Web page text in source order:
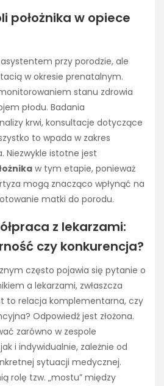
położnika w opiece
przy porodzie, ale
w okresie prenatalnym.
stanu zdrowia
płodu. Badania
krwi, konsultacje dotyczące
to wpada w zakres
Niezwykle istotne jest
w tym etapie, ponieważ
mogą znacząco wpłynąć na
matki do porodu.
z lekarzami:
czy konkurencja?
często pojawia się pytanie o
a lekarzami, zwłaszcza
to relacja komplementarna, czy
Odpowiedź jest złożona.
zarówno w zespole
i indywidualnie, zależnie od
sytuacji medycznej.
rolę tzw. „mostu” między